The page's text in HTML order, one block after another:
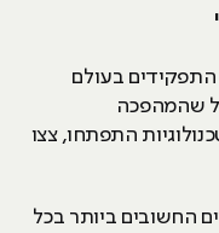
התפקידים בעולם
שהמהפכה
התפתחו, צצו
החשובים ביותר בכל